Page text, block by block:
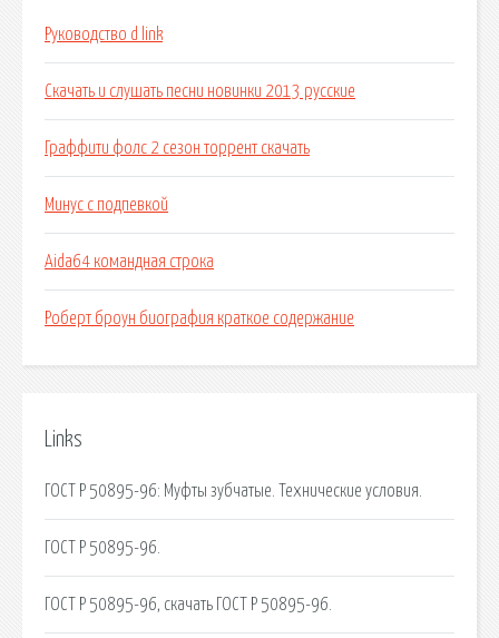
Руководство d link
Скачать и слушать песни новинки 2013 русские
Граффити фолс 2 сезон торрент скачать
Минус с подпевкой
Aida64 командная строка
Роберт броун биография краткое содержание
Links
ГОСТ Р 50895-96: Муфты зубчатые. Технические условия.
ГОСТ Р 50895-96.
ГОСТ Р 50895-96, скачать ГОСТ Р 50895-96.